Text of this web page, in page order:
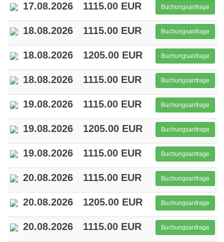
17.08.2026 1115.00 EUR Buchungsanfrage
18.08.2026 1115.00 EUR Buchungsanfrage
18.08.2026 1205.00 EUR Buchungsanfrage
18.08.2026 1115.00 EUR Buchungsanfrage
19.08.2026 1115.00 EUR Buchungsanfrage
19.08.2026 1205.00 EUR Buchungsanfrage
19.08.2026 1115.00 EUR Buchungsanfrage
20.08.2026 1115.00 EUR Buchungsanfrage
20.08.2026 1205.00 EUR Buchungsanfrage
20.08.2026 1115.00 EUR Buchungsanfrage